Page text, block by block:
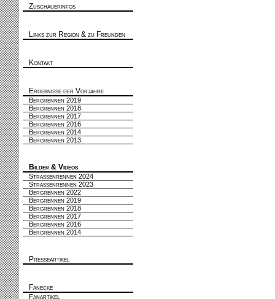
Zuschauerinfos
Links zur Region & zu Freunden
Kontakt
Ergebnisse der Vorjahre
Bergrennen 2019
Bergrennen 2018
Bergrennen 2017
Bergrennen 2016
Bergrennen 2014
Bergrennen 2013
Bilder & Videos
Strassenrennen 2024
Strassenrennen 2023
Bergrennen 2022
Bergrennen 2019
Bergrennen 2018
Bergrennen 2017
Bergrennen 2016
Bergrennen 2014
Presseartikel
Fanecke
Fanartikel